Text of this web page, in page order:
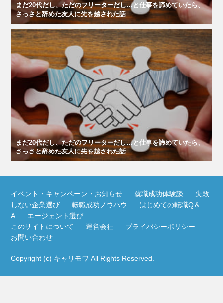
まだ20代だし、ただのフリーターだし…と仕事を諦めていたら、
さっさと辞めた友人に先を越された話
まだ20代だし、ただのフリーターだし…と仕事を諦めていたら、
さっさと辞めた友人に先を越された話
イベント・キャンペーン・お知らせ 就職成功体験談
失敗
しない企業選び
転職成功ノウハウ
はじめての転職Q＆
A
エージェント選び
このサイトについて
運営会社
プライバシーポリシー
お問い合わせ
Copyright (c) キャリモワ All Rights Reserved.